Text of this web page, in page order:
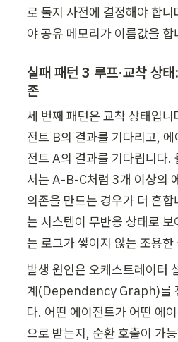
로 둘지 사전에 결정해야 합
야 공유 메모리가 이름값을 합
실패 패턴 3 루프·교착 상
존
세 번째 패턴은 교착 상태입
전트 B의 결과를 기다리고,
전트 A의 결과를 기다립니다.
서는 A-B-C처럼 3개 이상의
의존을 만드는 경우가 더 흔
는 시스템이 무반응 상태로
는 로그가 쌓이지 않는 조용
발생 원인은 오케스트레이터
계(Dependency Graph)를
다. 어떤 에이전트가 어떤 에
으로 받는지, 순환 호출이 가